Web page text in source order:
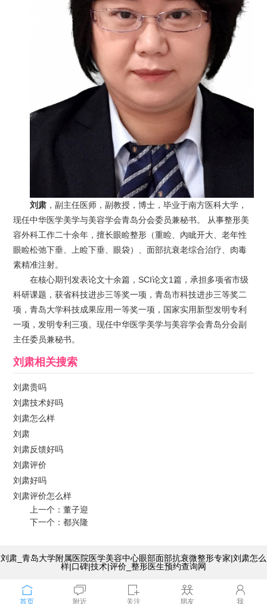
刘肃 ，副主任医师，副教授，博士，毕业于南方医科大学，
现任中华医学美学与美容学会青岛分会委员兼秘书。 从事整形美
容外科工作二十余年，擅长眼睑整形（重睑、內眦开大、老年性
眼睑松弛下垂、上睑下垂、眼袋）、面部抗衰老综合治疗、肉毒
素精准注射。
在核心期刊发表论文十余篇，SCI论文1篇，承担多项省市级
科研课题，获省科技进步三等奖一项，青岛市科技进步三等奖二
项，青岛大学科技成果应用一等奖一项，国家实用新型发明专利
一项，发明专利三项。现任中华医学美学与美容学会青岛分会副
主任委员兼秘书。
刘肃相关搜索
刘肃贵吗
刘肃技术好吗
刘肃怎么样
刘肃
刘肃反馈好吗
刘肃评价
刘肃好吗
刘肃评价怎么样
上一个：董子迎
下一个：都兴隆
刘肃_青岛大学附属医院医学美容中心眼部面部抗衰微整形专家|刘肃怎么
样|口碑|技术|评价_整形医生预约查询网
首页 附近 关注 朋友 我